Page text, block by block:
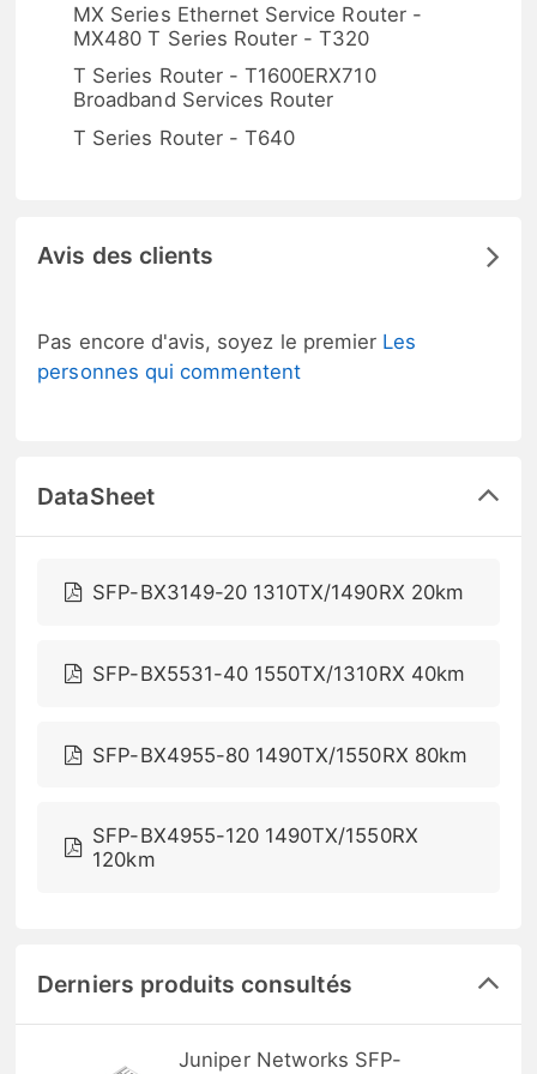
MX Series Ethernet Service Router -
MX480 T Series Router - T320
T Series Router - T1600ERX710
Broadband Services Router
T Series Router - T640
Avis des clients
Pas encore d'avis, soyez le premier Les
personnes qui commentent
DataSheet
SFP-BX3149-20 1310TX/1490RX 20km
SFP-BX5531-40 1550TX/1310RX 40km
SFP-BX4955-80 1490TX/1550RX 80km
SFP-BX4955-120 1490TX/1550RX
120km
Derniers produits consultés
Juniper Networks SFP-